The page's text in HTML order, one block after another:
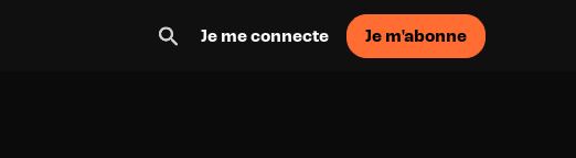
Je me connecte Je m'abonne